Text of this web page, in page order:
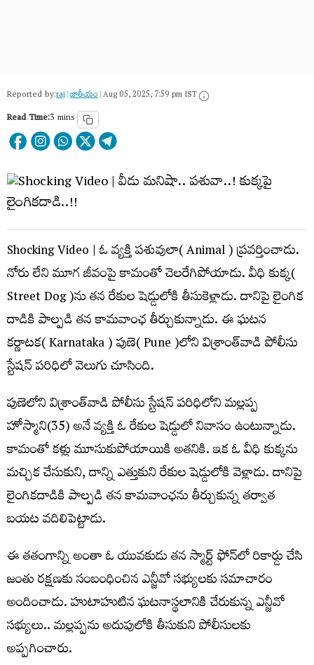
Reported by:raj|జాతీయం|Aug 05, 2025, 7:59 pm IST
Read Time:3 mins
Shocking Video | ఓ వ్య‌క్తి ప‌శువులా( Animal ) ప్ర‌వ‌ర్తించాడు.
నోరు లేని మూగ జీవంపై కామంతో చెల‌రేగిపోయాడు. వీధి కుక్క‌(
Street Dog )ను త‌న రేకుల షెడ్డులోకి తీసుకెళ్లాడు. దానిపై లైంగిక
దాడికి పాల్ప‌డి త‌న కామవాంఛ తీర్చుకున్నాడు. ఈ ఘ‌ట‌న
క‌ర్ణాట‌క( Karnataka ) పుణె( Pune )లోని విశ్రాంత్‌వాడి పోలీసు
స్టేష‌న్ ప‌రిధిలో వెలుగు చూసింది.
పుణెలోని విశ్రాంత్‌వాడి పోలీసు స్టేష‌న్ ప‌రిధిలోని మ‌ల్ల‌ప్ప
హోస్మాని(35) అనే వ్య‌క్తి ఓ రేకుల షెడ్డులో నివాసం ఉంటున్నాడు.
కామంతో క‌ళ్లు మూసుకుపోయాయికి అత‌నికి. ఇక ఓ వీధి కుక్క‌ను
మ‌చ్చిక చేసుకుని, దాన్ని ఎత్తుకుని రేకుల షెడ్డులోకి వెళ్లాడు. దానిపై
లైంగిక‌దాడికి పాల్ప‌డి త‌న కామ‌వాంఛ‌ను తీర్చుకున్న త‌ర్వాత
బ‌య‌ట వ‌దిలిపెట్టాడు.
ఈ త‌తంగాన్ని అంతా ఓ యువ‌కుడు త‌న స్మార్ట్ ఫోన్‌లో రికార్డు చేసి
జంతు ర‌క్ష‌ణ‌కు సంబంధించిన ఎన్జీవో స‌భ్యుల‌కు స‌మాచారం
అందించాడు. హుటాహుటిన ఘ‌ట‌నాస్థ‌లానికి చేరుకున్న ఎన్జీవో
స‌భ్యులు.. మ‌ల్ల‌ప్ప‌ను అదుపులోకి తీసుకుని పోలీసుల‌కు
అప్ప‌గించారు.